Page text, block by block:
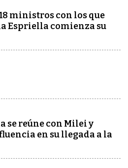
ministros con los que
Espriella comienza su
se reúne con Milei y
en su llegada a la